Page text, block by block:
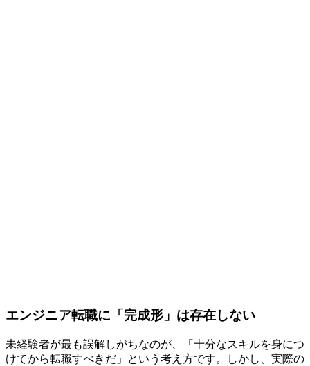
エンジニア転職に「完成形」は存在しない
未経験者が最も誤解しがちなのが、「十分なスキルを身につ
けてから転職すべきだ」という考え方です。しかし、実際の